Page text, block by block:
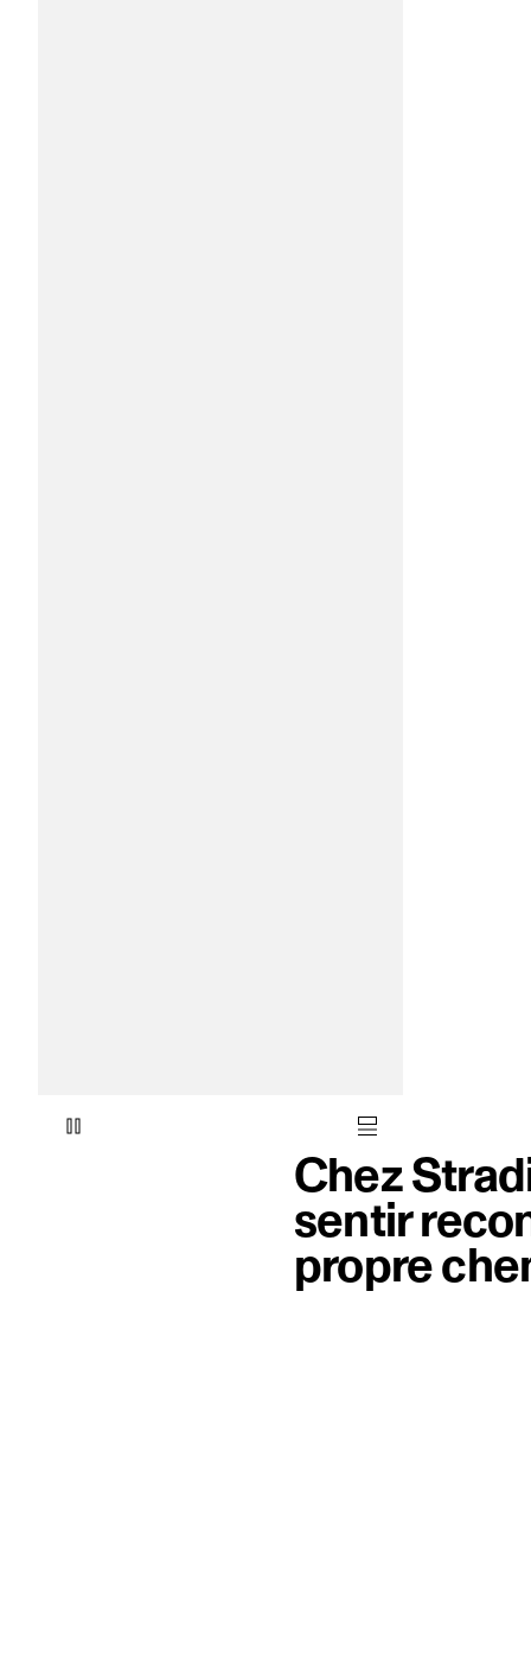
Chez
sentir
propre